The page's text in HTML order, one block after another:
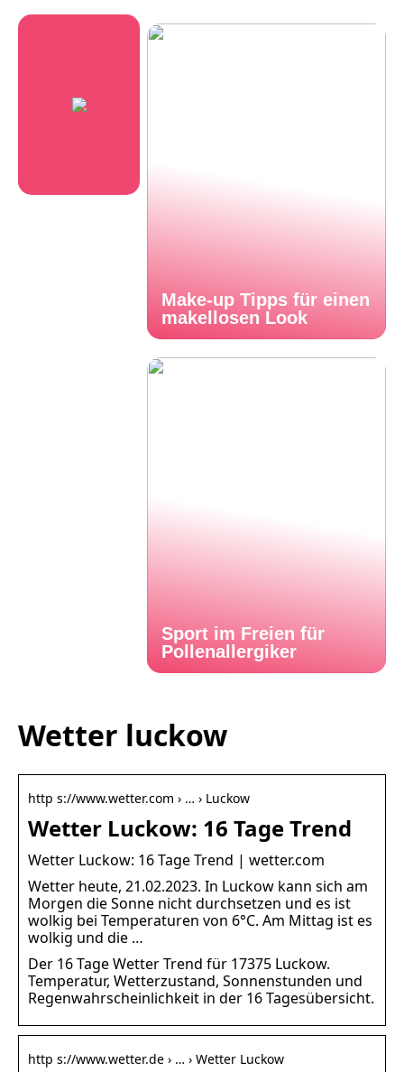
Make-up Tipps für einen
makellosen Look
Sport im Freien für
Pollenallergiker
Wetter luckow
http s://www.wetter.com › … › Luckow
Wetter Luckow: 16 Tage Trend
Wetter Luckow: 16 Tage Trend | wetter.com
Wetter heute, 21.02.2023. In Luckow kann sich am
Morgen die Sonne nicht durchsetzen und es ist
wolkig bei Temperaturen von 6°C. Am Mittag ist es
wolkig und die …
Der 16 Tage Wetter Trend für 17375 Luckow.
Temperatur, Wetterzustand, Sonnenstunden und
Regenwahrscheinlichkeit in der 16 Tagesübersicht.
http s://www.wetter.de › … › Wetter Luckow